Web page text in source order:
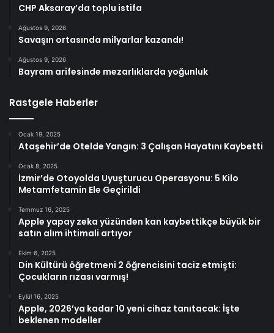
CHP Aksaray’da toplu istifa
Ağustos 9, 2026
Savaşın ortasında milyarlar kazandı!
Ağustos 9, 2026
Bayram arifesinde mezarlıklarda yoğunluk
Rastgele Haberler
Ocak 19, 2025
Ataşehir’de Otelde Yangın: 3 Çalışan Hayatını Kaybetti
Ocak 8, 2025
İzmir’de Otoyolda Uyuşturucu Operasyonu: 5 Kilo
Metamfetamin Ele Geçirildi
Temmuz 16, 2025
Apple yapay zeka yüzünden kan kaybettikçe büyük bir
satın alım ihtimali artıyor
Ekim 6, 2025
Din Kültürü öğretmeni 2 öğrencisini taciz etmişti:
Çocukların rızası varmış!
Eylül 16, 2025
Apple, 2026’ya kadar 10 yeni cihaz tanıtacak: İşte
beklenen modeller